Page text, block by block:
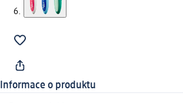
Informace o produktu